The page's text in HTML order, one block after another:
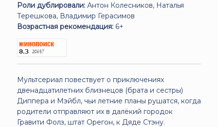
Роли дублировали: Антон Колесников, Наталья
Терешкова, Владимир Герасимов
Возрастная рекомендация: 6+
Мультсериал повествует о приключениях
двенадцатилетних близнецов (брата и сестры)
Диппера и Мэйбл, чьи летние планы рушатся, когда
родители отправляют их в далёкий городок
Гравити Фолз, штат Орегон, к Дяде Стэну.